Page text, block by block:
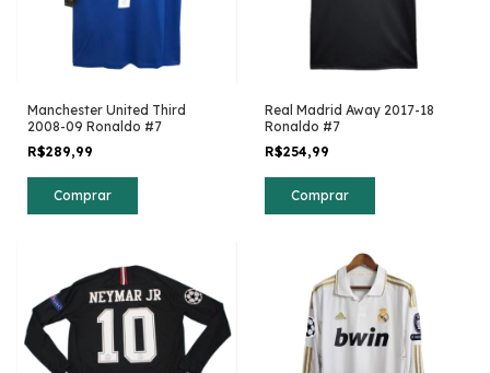
Manchester United Third
2008-09 Ronaldo #7
R$289,99
Comprar
Real Madrid Away 2017-18
Ronaldo #7
R$254,99
Comprar